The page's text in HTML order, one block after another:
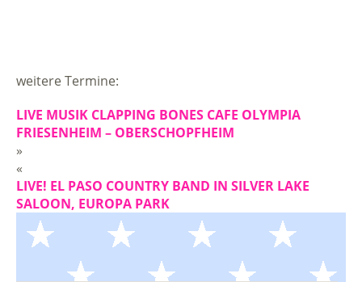
weitere Termine:
LIVE MUSIK CLAPPING BONES CAFE OLYMPIA
FRIESENHEIM – OBERSCHOPFHEIM
»
«
LIVE! EL PASO COUNTRY BAND IN SILVER LAKE
SALOON, EUROPA PARK